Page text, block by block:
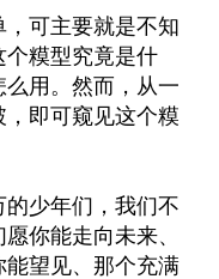
可主要就是不知
糢型究竟是什
用。然而，从一
即可窥见这个糢
少年们，我们不
你能走向未来、
望见、那个充满